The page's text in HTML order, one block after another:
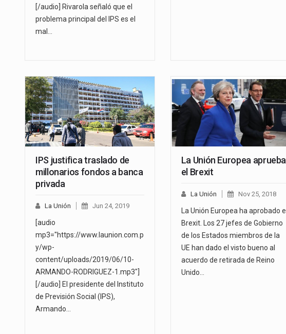
[/audio] Rivarola señaló que el
problema principal del IPS es el
mal…
IPS justifica traslado de
millonarios fondos a banca
privada
La Unión Jun 24, 2019
[audio
mp3="https://www.launion.com.p
y/wp-
content/uploads/2019/06/10-
ARMANDO-RODRIGUEZ-1.mp3"]
[/audio] El presidente del Instituto
de Previsión Social (IPS),
Armando…
La Unión Europea aprueba
el Brexit
La Unión Nov 25, 2018
La Unión Europea ha aprobado el
Brexit. Los 27 jefes de Gobierno
de los Estados miembros de la
UE han dado el visto bueno al
acuerdo de retirada de Reino
Unido…